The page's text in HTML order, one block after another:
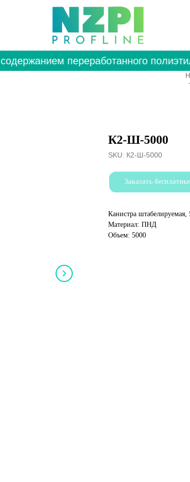
переработанного
К2-Ш-5000
SKU: К2-Ш-5000
Заказать
Канистра штабелируемая,
Материал: ПНД
Объем: 5000